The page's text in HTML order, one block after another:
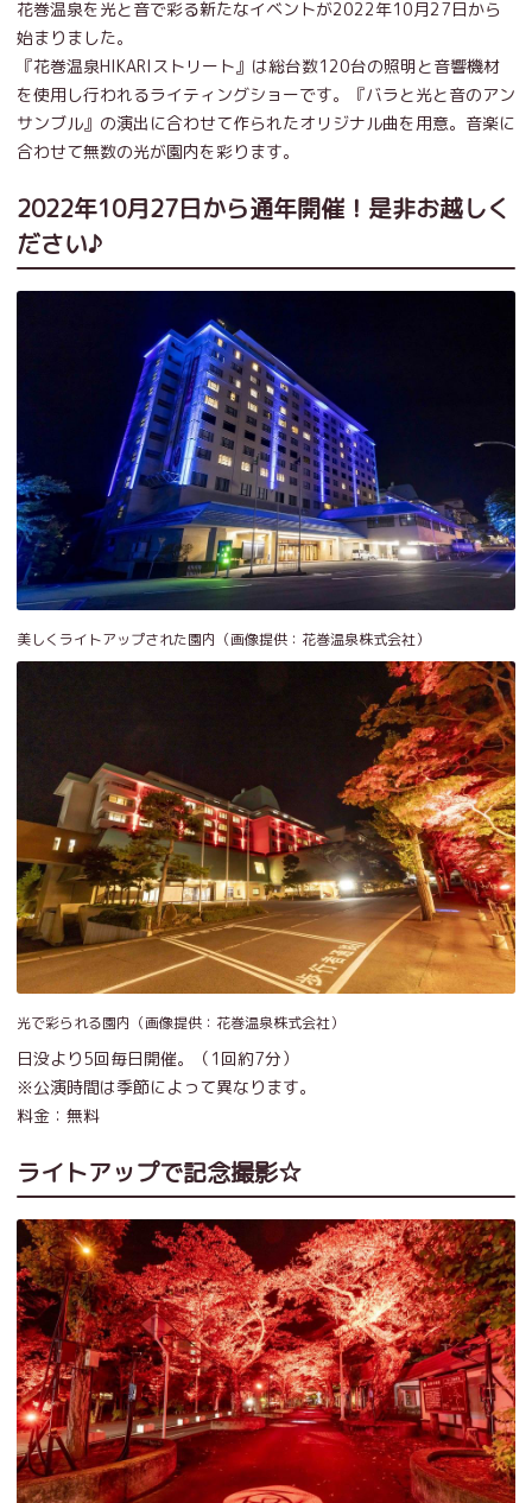
花巻温泉を光と音で彩る新たなイベントが2022年10月27日から
始まりました。
『花巻温泉HIKARIストリート』は総台数120台の照明と音響機材
を使用し行われるライティングショーです。『バラと光と音のアン
サンブル』の演出に合わせて作られたオリジナル曲を用意。音楽に
合わせて無数の光が園内を彩ります。
2022年10月27日から通年開催！是非お越しく
ださい♪
美しくライトアップされた園内（画像提供：花巻温泉株式会社）
光で彩られる園内（画像提供：花巻温泉株式会社）
日没より5回毎日開催。（1回約7分）
※公演時間は季節によって異なります。
料金：無料
ライトアップで記念撮影☆